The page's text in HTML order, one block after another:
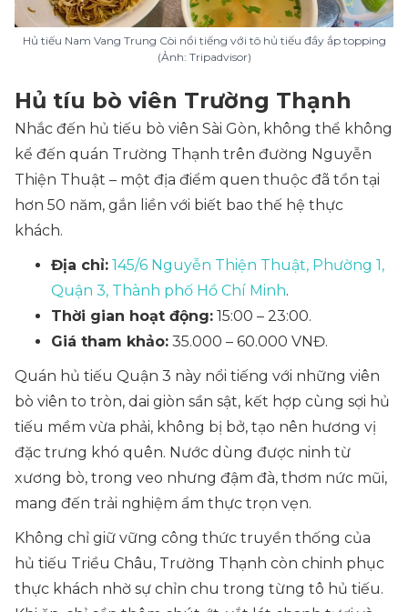
Hủ tiếu Nam Vang Trung Còi nổi tiếng với tô hủ tiếu đầy ắp topping
(Ảnh: Tripadvisor)
Hủ tíu bò viên Trường Thạnh
Nhắc đến hủ tiếu bò viên Sài Gòn, không thể không
kể đến quán Trường Thạnh trên đường Nguyễn
Thiện Thuật – một địa điểm quen thuộc đã tồn tại
hơn 50 năm, gắn liền với biết bao thế hệ thực
khách.
Địa chỉ: 145/6 Nguyễn Thiện Thuật, Phường 1,
Quận 3, Thành phố Hồ Chí Minh.
Thời gian hoạt động: 15:00 – 23:00.
Giá tham khảo: 35.000 – 60.000 VNĐ.
Quán hủ tiếu Quận 3 này nổi tiếng với những viên
bò viên to tròn, dai giòn sần sật, kết hợp cùng sợi hủ
tiếu mềm vừa phải, không bị bở, tạo nên hương vị
đặc trưng khó quên. Nước dùng được ninh từ
xương bò, trong veo nhưng đậm đà, thơm nức mũi,
mang đến trải nghiệm ẩm thực trọn vẹn.
Không chỉ giữ vững công thức truyền thống của
hủ tiếu Triều Châu, Trường Thạnh còn chinh phục
thực khách nhờ sự chỉn chu trong từng tô hủ tiếu.